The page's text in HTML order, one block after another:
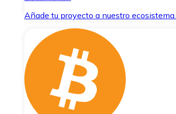
Añade tu proyecto a nuestro ecosistema.